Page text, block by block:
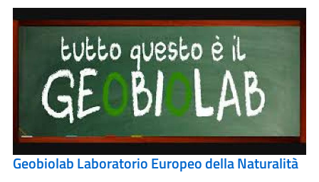
Geobiolab Laboratorio Europeo della Naturalità